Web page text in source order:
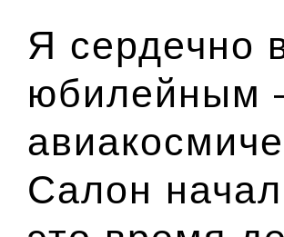
Я сердечно
юбилейным
Салон